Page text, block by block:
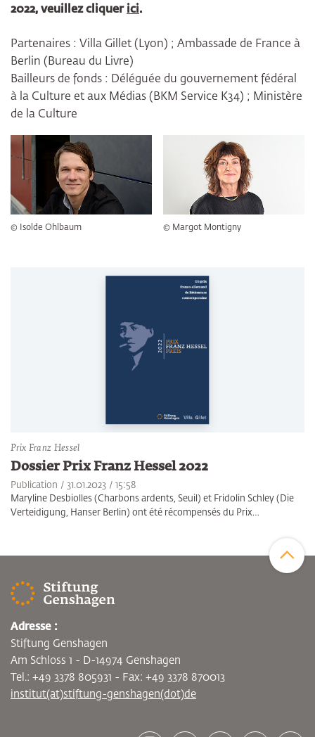
2022, veuillez cliquer ici.
Partenaires : Villa Gillet (Lyon) ; Ambassade de France à
Berlin (Bureau du Livre)
Bailleurs de fonds : Déléguée du gouvernement fédéral
à la Culture et aux Médias (BKM Service K34) ; Ministère
de la Culture
© Isolde Ohlbaum © Margot Montigny
Prix Franz Hessel
Dossier Prix Franz Hessel 2022
Publication 31.01.2023
15:58
Maryline Desbiolles (Charbons ardents, Seuil) et Fridolin Schley (Die
Verteidigung, Hanser Berlin) ont été récompensés du Prix…
Adresse :
Stiftung Genshagen
Am Schloss 1 - D-14974 Genshagen
Tel.: +49 3378 805931 - Fax: +49 3378 870013
institut(at)stiftung-genshagen(dot)de